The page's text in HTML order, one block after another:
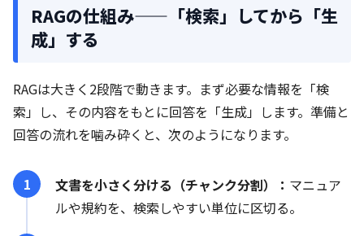
RAGの仕組み——「検索」してから「生
成」する
RAGは大きく2段階で動きます。まず必要な情報を「検
索」し、その内容をもとに回答を「生成」します。準備と
回答の流れを噛み砕くと、次のようになります。
文書を小さく分ける（チャンク分割）： マニュア
ルや規約を、検索しやすい単位に区切る。